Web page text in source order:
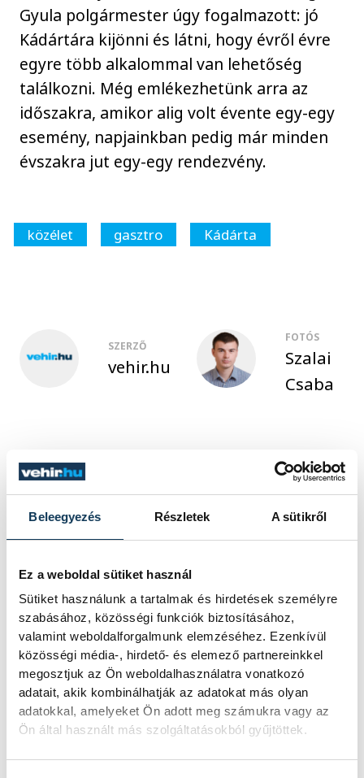
Beleegyezés Részletek A sütikről
Ez a weboldal sütiket használ
Sütiket használunk a tartalmak és hirdetések személyre
szabásához, közösségi funkciók biztosításához,
valamint weboldalforgalmunk elemzéséhez. Ezenkívül
közösségi média-, hirdető- és elemező partnereinkkel
megosztjuk az Ön weboldalhasználatra vonatkozó
adatait, akik kombinálhatják az adatokat más olyan
adatokkal, amelyeket Ön adott meg számukra vagy az
Ön által használt más szolgáltatásokból gyűjtöttek.
Gyula polgármester úgy fogalmazott: jó
Kádártára kijönni és látni, hogy évről évre
egyre több alkalommal van lehetőség
találkozni. Még emlékezhetünk arra az
időszakra, amikor alig volt évente egy-egy
esemény, napjainkban pedig már minden
évszakra jut egy-egy rendezvény.
közélet gasztro Kádárta
SZERZŐ
vehir.hu
FOTÓS
Szalai
Csaba